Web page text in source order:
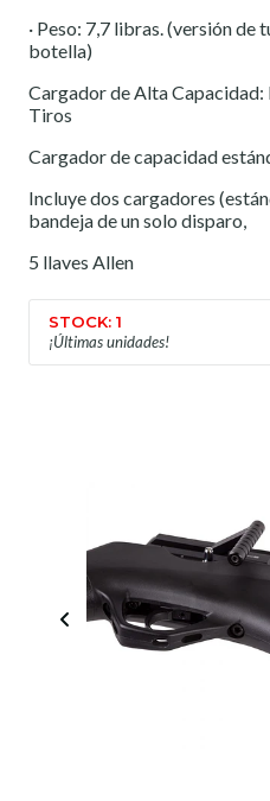
· Peso: 7,7 libras. (versión de
botella)
Cargador de Alta Capacidad:
Tiros
Cargador de capacidad
Incluye dos cargadores
bandeja de un solo disparo,
5 llaves Allen
STOCK: 1
¡Últimas unidades!